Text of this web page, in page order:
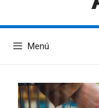
Menú